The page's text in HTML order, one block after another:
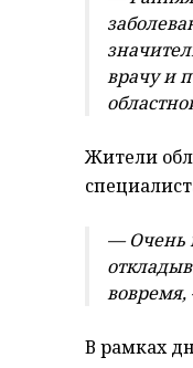
врачу и
Жители
— Очень
В рамках